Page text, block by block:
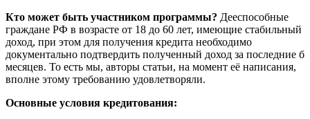
Кто может быть участником программы? Дееспособные
граждане РФ в возрасте от 18 до 60 лет, имеющие стабильный
доход, при этом для получения кредита необходимо
документально подтвердить полученный доход за последние б
месяцев. То есть мы, авторы статьи, на момент её написания,
вполне этому требованию удовлетворяли.
Основные условия кредитования: